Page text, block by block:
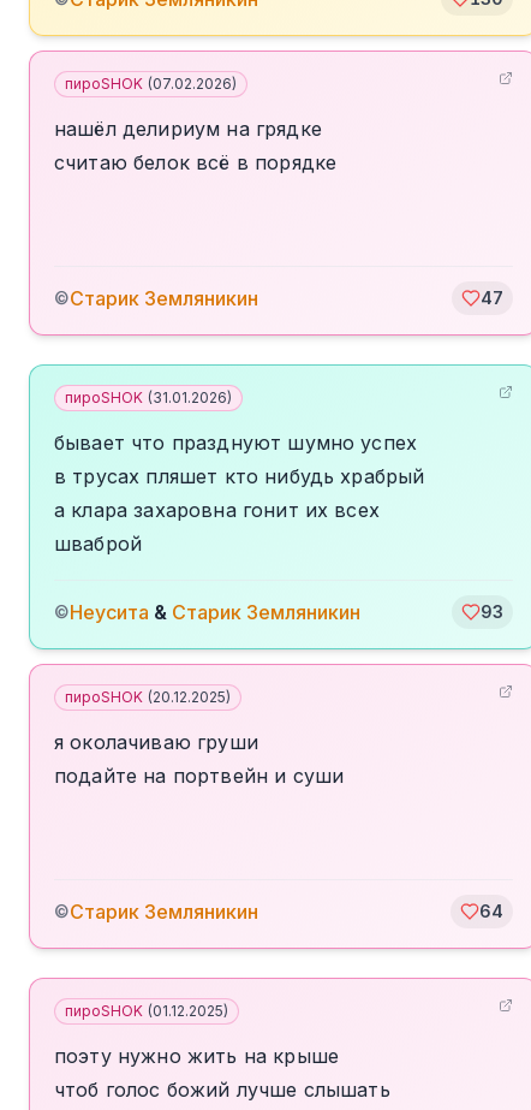
пироSHOK (07.02.2026)
нашёл делириум на грядке
считаю белок всё в порядке
©Старик Земляникин 47
пироSHOK (31.01.2026)
бывает что празднуют шумно успех
в трусах пляшет кто нибудь храбрый
а клара захаровна гонит их всех
шваброй
©Неусита & Старик Земляникин 93
пироSHOK (20.12.2025)
я околачиваю груши
подайте на портвейн и суши
©Старик Земляникин 64
пироSHOK (01.12.2025)
поэту нужно жить на крыше
чтоб голос божий лучше слышать